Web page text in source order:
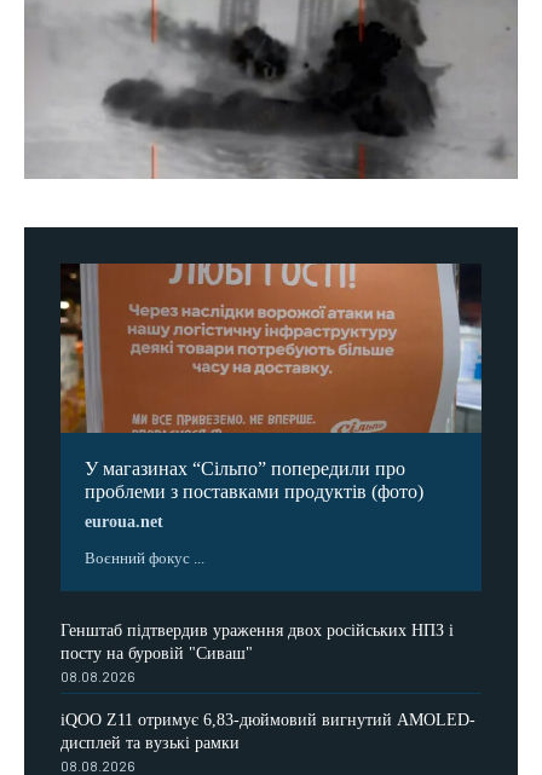
У магазинах “Сільпо” попередили про
проблеми з поставками продуктів (фото)
euroua.net
Воєнний фокус ...
Генштаб підтвердив ураження двох російських НПЗ і
посту на буровій "Сиваш"
08.08.2026
iQOO Z11 отримує 6,83-дюймовий вигнутий AMOLED-
дисплей та вузькі рамки
08.08.2026